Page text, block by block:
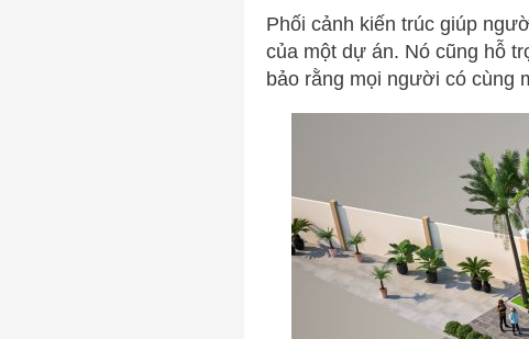
Phối cảnh kiến trúc giúp
của một dự án. Nó cũng hỗ
bảo rằng mọi người có cùng